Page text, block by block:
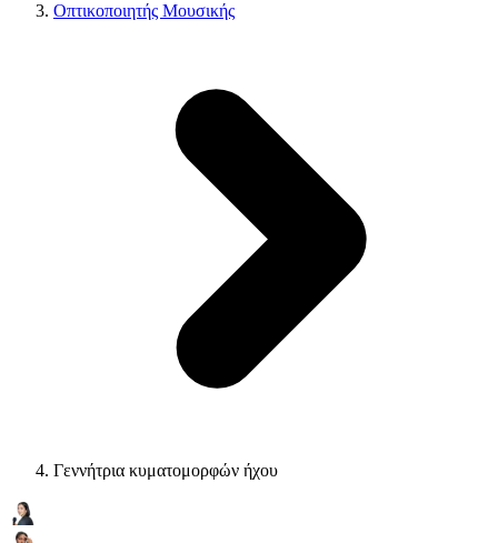
Οπτικοποιητής Μουσικής
Γεννήτρια κυματομορφών ήχου